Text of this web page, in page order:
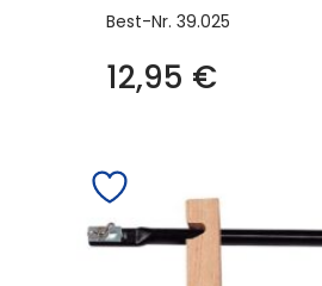
Best-Nr. 39.025
12,95 €